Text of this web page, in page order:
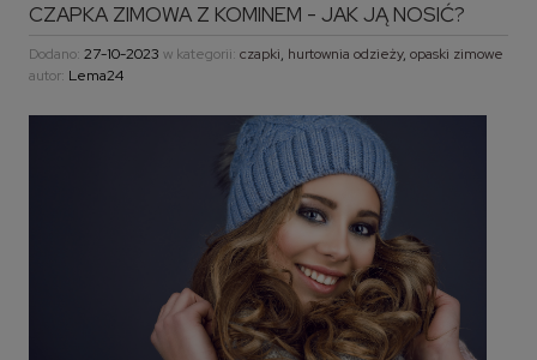
CZAPKA ZIMOWA Z KOMINEM - JAK JĄ NOSIĆ?
Dodano: 27-10-2023 w kategorii: czapki, hurtownia odzieży, opaski zimowe
autor: Lema24